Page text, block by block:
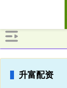
升富配资